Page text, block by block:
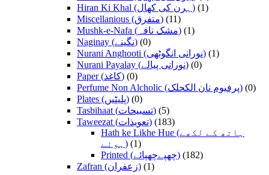
Hiran Ki Khal (ہرن کی کھال)
(1)
Miscellanious (متفرق)
(11)
Mushk-e-Nafa (مشک نافہ)
(1)
Naginay (نگینے)
(0)
Nurani Anghooti (نورانی انگوٹھی)
(1)
Nurani Payalay (نورانی پیالے)
(0)
Paper (کاغذ)
(0)
Perfume Non Alcholic (پرفیوم نان الکحلک)
(0)
Plates (پلیٹیں)
(0)
Tasbihaat (تسبیحات)
(5)
Taweezat (تعویذات)
(183)
Hath ke Likhe Hue (ہاتھ کے لکھے
ہوئے)
(1)
Printed (چھپےچھپائے)
(182)
Zafran (زعفران)
(1)